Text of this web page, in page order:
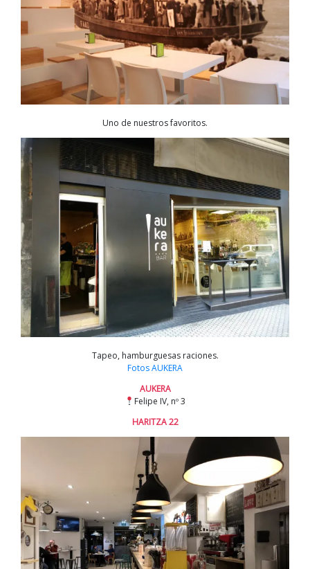
Uno de nuestros favoritos.
Tapeo, hamburguesas raciones.
Fotos AUKERA
AUKERA
Felipe IV, nº 3
HARITZA 22